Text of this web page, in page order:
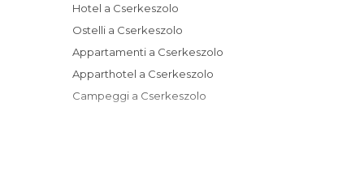
Hotel a Cserkeszolo
Ostelli a Cserkeszolo
Appartamenti a Cserkeszolo
Apparthotel a Cserkeszolo
Campeggi a Cserkeszolo